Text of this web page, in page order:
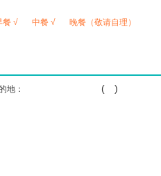
餐 √ 中餐 √ 晚餐（敬请自理）
地： ( )